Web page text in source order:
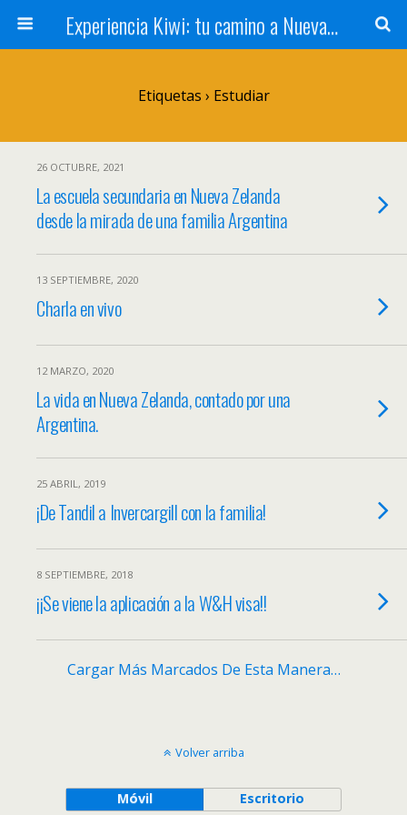
Experiencia Kiwi: tu camino a Nueva Zelanda
Etiquetas › Estudiar
26 OCTUBRE, 2021
La escuela secundaria en Nueva Zelanda
desde la mirada de una familia Argentina
13 SEPTIEMBRE, 2020
Charla en vivo
12 MARZO, 2020
La vida en Nueva Zelanda, contado por una
Argentina.
25 ABRIL, 2019
¡De Tandil a Invercargill con la familia!
8 SEPTIEMBRE, 2018
¡¡Se viene la aplicación a la W&H visa!!
Cargar Más Marcados De Esta Manera…
Volver arriba
Móvil Escritorio